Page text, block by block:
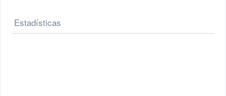
Estadísticas